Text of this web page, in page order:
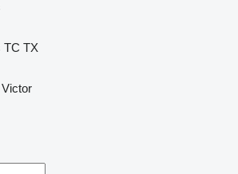
TC TX
Victor